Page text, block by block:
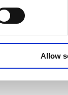
Allow